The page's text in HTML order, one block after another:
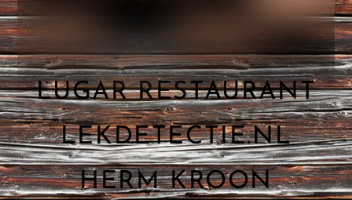
LUGAR RESTAURANT
LEKDETECTIE.NL
HERM KROON